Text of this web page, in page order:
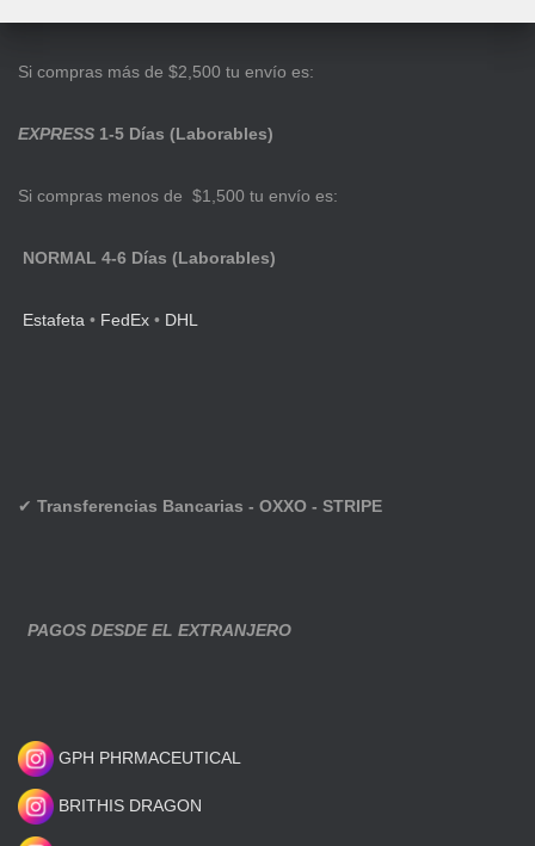
Si compras más de $2,500 tu envío es:
EXPRESS 1-5 Días (Laborables)
Si compras menos de $1,500 tu envío es:
NORMAL 4-6 Días (Laborables)
Estafeta • FedEx • DHL
✔ Transferencias Bancarias - OXXO - STRIPE
PAGOS DESDE EL EXTRANJERO
GPH PHRMACEUTICAL
BRITHIS DRAGON